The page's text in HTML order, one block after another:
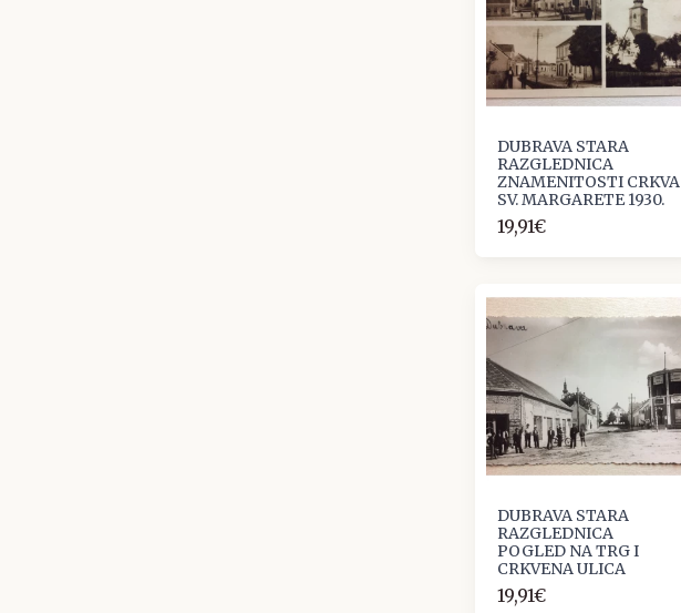
DUBRAVA STARA
RAZGLEDNICA
ZNAMENITOSTI CRKVA
SV. MARGARETE 1930.
19,91€
DUBRAVA STARA
RAZGLEDNICA
POGLED NA TRG I
CRKVENA ULICA
19,91€